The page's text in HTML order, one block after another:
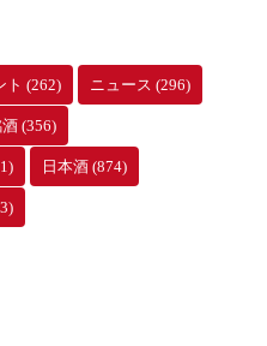
ト (262) ニュース (296)
(356)
日本酒 (874)